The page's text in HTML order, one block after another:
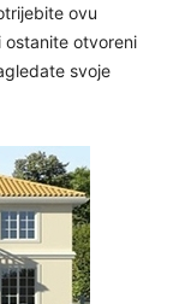
ovu
ostanite otvoreni
svoje